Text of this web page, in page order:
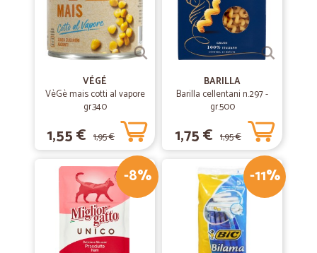
VÉGÉ
VèGè mais cotti al vapore
gr.340
1,55 € 1,95 €
BARILLA
Barilla cellentani n.297 -
gr.500
1,75 € 1,95 €
-8% -11%